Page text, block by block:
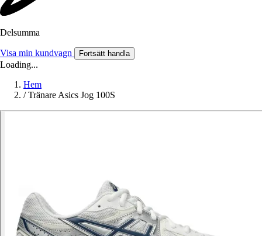
Delsumma
Visa min kundvagn Fortsätt handla
Loading...
Hem
/ Tränare Asics Jog 100S